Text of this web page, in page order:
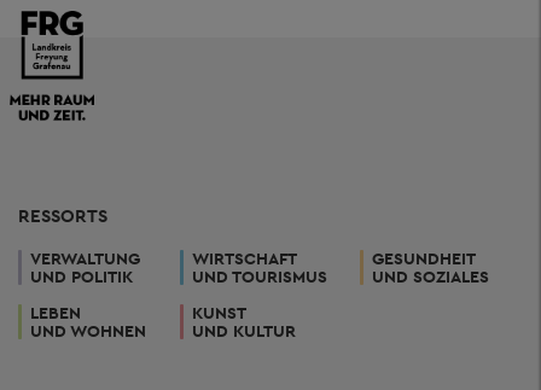
RESSORTS
VERWALTUNG
UND POLITIK
WIRTSCHAFT
UND TOURISMUS
GESUNDHEIT
UND SOZIALES
LEBEN
UND WOHNEN
KUNST
UND KULTUR